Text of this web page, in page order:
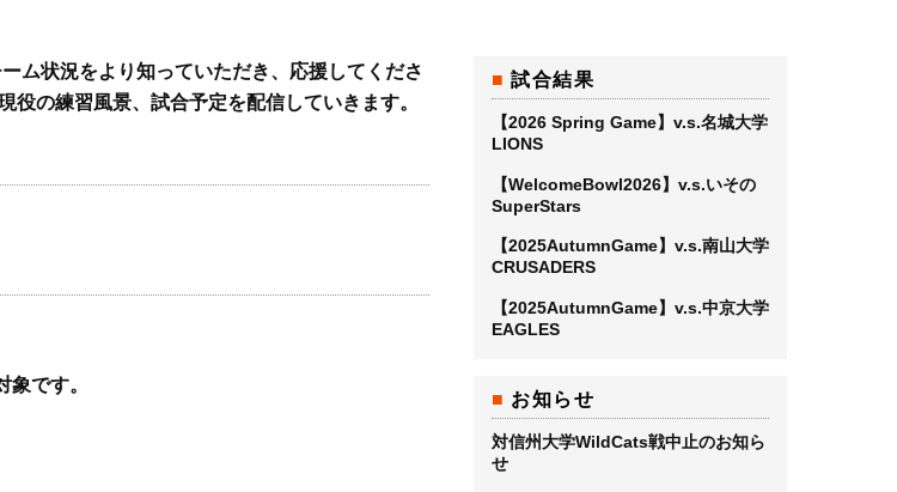
ム状況をより知っていただき、応援してくださ
の練習風景、試合予定を配信していきます。
です。
試合結果
【2026 Spring Game】v.s.名城大学
LIONS
【WelcomeBowl2026】v.s.いその
SuperStars
【2025AutumnGame】v.s.南山大学
CRUSADERS
【2025AutumnGame】v.s.中京大学
EAGLES
お知らせ
対信州大学WildCats戦中止のお知ら
せ